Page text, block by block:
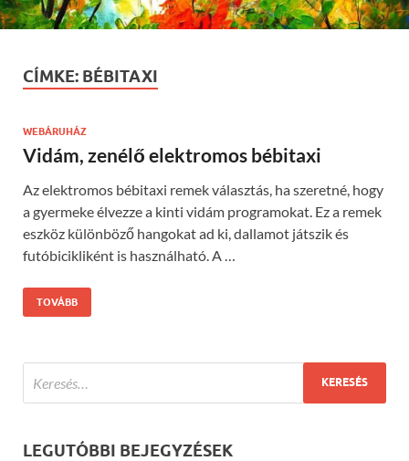
CÍMKE: BÉBITAXI
WEBÁRUHÁZ
Vidám, zenélő elektromos bébitaxi
Az elektromos bébitaxi remek választás, ha szeretné, hogy
a gyermeke élvezze a kinti vidám programokat. Ez a remek
eszköz különböző hangokat ad ki, dallamot játszik és
futóbicikliként is használható. A …
TOVÁBB
LEGUTÓBBI BEJEGYZÉSEK